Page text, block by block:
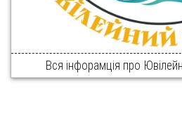
Вся інфорамція про